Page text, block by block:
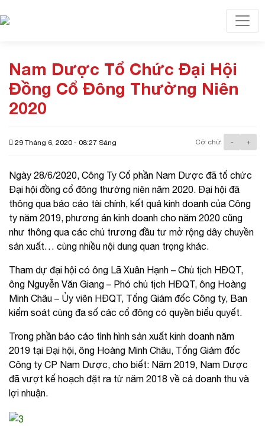
Nam Dược Tổ Chức Đại Hội
Đồng Cổ Đông Thường Niên
2020
29 Tháng 6, 2020 - 08:27 Sáng Cỡ chữ - +
Ngày 28/6/2020, Công Ty Cổ phần Nam Dược đã tổ chức
Đại hội đồng cổ đông thường niên năm 2020. Đại hội đã
thông qua báo cáo tài chính, kết quả kinh doanh của Công
ty năm 2019, phương án kinh doanh cho năm 2020 cũng
như thông qua các chủ trương đầu tư mở rộng dây chuyền
sản xuất… cùng nhiều nội dung quan trọng khác.
Tham dự đại hội có ông Lã Xuân Hạnh – Chủ tịch HĐQT,
ông Nguyễn Văn Giang – Phó chủ tịch HĐQT, ông Hoàng
Minh Châu – Ủy viên HĐQT, Tổng Giám đốc Công ty, Ban
kiểm soát cùng đa số các cổ đông có quyền biểu quyết.
Trong phần báo cáo tình hình sản xuất kinh doanh năm
2019 tại Đại hội, ông Hoàng Minh Châu, Tổng Giám đốc
Công ty CP Nam Dược, cho biết: Năm 2019, Nam Dược
đã vượt kế hoạch đặt ra từ năm 2018 về cả doanh thu và
lợi nhuận.